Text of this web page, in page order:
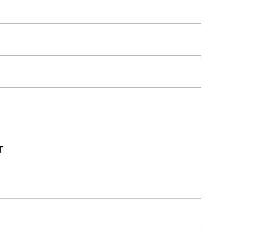
rakennusratkaisuilla. Sinulle on
asuntojen maisemaikkunoista sekä
ja valaista makunsa mukaan.
monta tärkeää lukua kaupunki
5 minuuttia rautatieasemalle ja
lentokentälle.
on moderni 16 kerroksinen tornitalo,
valinta sinulle, joka haluat jotain